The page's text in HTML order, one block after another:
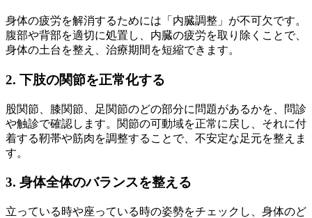
身体の疲労を解消するためには「内臓調整」が不可欠です。
腹部や背部を適切に処置し、内臓の疲労を取り除くことで、
身体の土台を整え、治療期間を短縮できます。
2. 下肢の関節を正常化する
股関節、膝関節、足関節のどの部分に問題があるかを、問診
や触診で確認します。関節の可動域を正常に戻し、それに付
着する靭帯や筋肉を調整することで、不安定な足元を整えま
す。
3. 身体全体のバランスを整える
立っている時や座っている時の姿勢をチェックし、身体のど